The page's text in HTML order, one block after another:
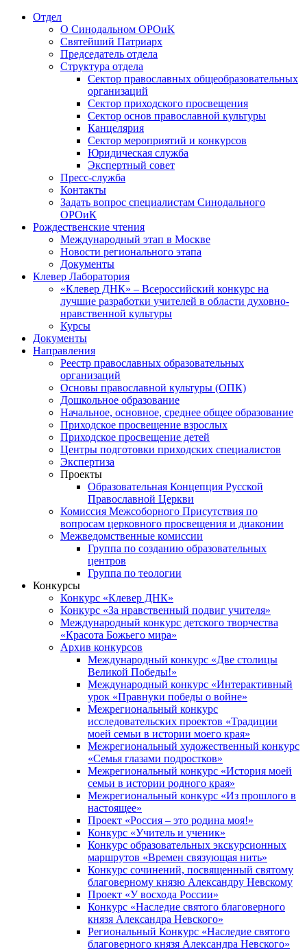
Отдел
О Синодальном ОРОиК
Святейший Патриарх
Председатель отдела
Структура отдела
Сектор православных общеобразовательных
организаций
Сектор приходского просвещения
Сектор основ православной культуры
Канцелярия
Сектор мероприятий и конкурсов
Юридическая служба
Экспертный совет
Пресс-служба
Контакты
Задать вопрос специалистам Синодального
ОРОиК
Рождественские чтения
Международный этап в Москве
Новости регионального этапа
Документы
Клевер Лаборатория
«Клевер ДНК» – Всероссийский конкурс на
лучшие разработки учителей в области духовно-
нравственной культуры
Курсы
Документы
Направления
Реестр православных образовательных
организаций
Основы православной культуры (ОПК)
Дошкольное образование
Начальное, основное, среднее общее образование
Приходское просвещение взрослых
Приходское просвещение детей
Центры подготовки приходских специалистов
Экспертиза
Проекты
Образовательная Концепция Русской
Православной Церкви
Комиссия Межсоборного Присутствия по
вопросам церковного просвещения и диаконии
Межведомственные комиссии
Группа по созданию образовательных
центров
Группа по теологии
Конкурсы
Конкурс «Клевер ДНК»
Конкурс «За нравственный подвиг учителя»
Международный конкурс детского творчества
«Красота Божьего мира»
Архив конкурсов
Международный конкурс «Две столицы
Великой Победы!»
Международный конкурс «Интерактивный
урок «Правнуки победы о войне»
Межрегиональный конкурс
исследовательских проектов «Традиции
моей семьи в истории моего края»
Межрегиональный художественный конкурс
«Семья глазами подростков»
Межрегиональный конкурс «История моей
семьи в истории родного края»
Межрегиональный конкурс «Из прошлого в
настоящее»
Проект «Россия – это родина моя!»
Конкурс «Учитель и ученик»
Конкурс образовательных экскурсионных
маршрутов «Времен связующая нить»
Конкурс сочинений, посвященный святому
благоверному князю Александру Невскому
Проект «У восхода России»
Конкурс «Наследие святого благоверного
князя Александра Невского»
Региональный Конкурс «Наследие святого
благоверного князя Александра Невского»